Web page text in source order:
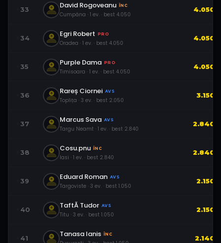
33 David Rogoveanu ÎNC
Cumpăna · 1 ev. · best 4.050
4.050
34 Egri Robert PRO
Oradea · 1 ev. · best 4.050
4.050
35 Purple Dama PRO
Timisoara · 1 ev. · best 4.050
4.050
36 Rareș Ciornei AVS
Toplița · 3 ev. · best 2.050
3.150
37 Marcus Sava AVS
Targu Neamt · 1 ev. · best 2.840
2.840
38 Cosu.pnu ÎNC
Iasi · 1 ev. · best 2.840
2.840
39 Eduard Roman AVS
Targoviste · 3 ev. · best 1.050
2.150
40 TaftĂ Tudor AVS
Titu · 3 ev. · best 1.050
2.150
41 Tanasa Ianis ÎNC 2.140